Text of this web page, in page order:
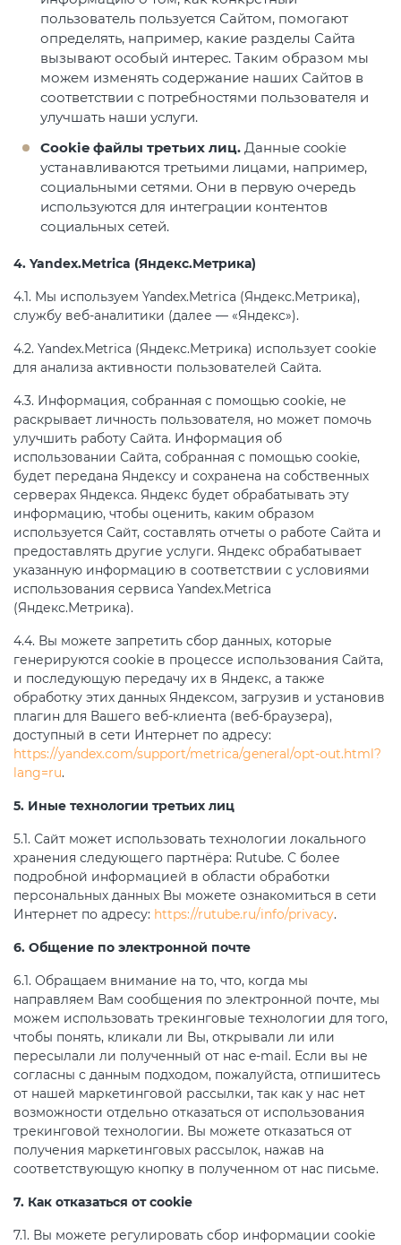
пользователь пользуется Сайтом, помогают
определять, например, какие разделы Сайта
вызывают особый интерес. Таким образом мы
можем изменять содержание наших Сайтов в
соответствии с потребностями пользователя и
улучшать наши услуги.
Cookie файлы третьих лиц. Данные cookie
устанавливаются третьими лицами, например,
социальными сетями. Они в первую очередь
используются для интеграции контентов
социальных сетей.
4. Yandex.Metrica (Яндекс.Метрика)
4.1. Мы используем Yandex.Metrica (Яндекс.Метрика),
службу веб-аналитики (далее — «Яндекс»).
4.2. Yandex.Metrica (Яндекс.Метрика) использует cookie
для анализа активности пользователей Сайта.
4.3. Информация, собранная с помощью cookie, не
раскрывает личность пользователя, но может помочь
улучшить работу Сайта. Информация об
использовании Сайта, собранная с помощью cookie,
будет передана Яндексу и сохранена на собственных
серверах Яндекса. Яндекс будет обрабатывать эту
информацию, чтобы оценить, каким образом
используется Сайт, составлять отчеты о работе Сайта и
предоставлять другие услуги. Яндекс обрабатывает
указанную информацию в соответствии с условиями
использования сервиса Yandex.Metrica
(Яндекс.Метрика).
4.4. Вы можете запретить сбор данных, которые
генерируются cookie в процессе использования Сайта,
и последующую передачу их в Яндекс, а также
обработку этих данных Яндексом, загрузив и установив
плагин для Вашего веб-клиента (веб-браузера),
доступный в сети Интернет по адресу:
https://yandex.com/support/metrica/general/opt-out.html?
lang=ru.
5. Иные технологии третьих лиц
5.1. Сайт может использовать технологии локального
хранения следующего партнёра: Rutube. С более
подробной информацией в области обработки
персональных данных Вы можете ознакомиться в сети
Интернет по адресу: https://rutube.ru/info/privacy.
6. Общение по электронной почте
6.1. Обращаем внимание на то, что, когда мы
направляем Вам сообщения по электронной почте, мы
можем использовать трекинговые технологии для того,
чтобы понять, кликали ли Вы, открывали ли или
пересылали ли полученный от нас e-mail. Если вы не
согласны с данным подходом, пожалуйста, отпишитесь
от нашей маркетинговой рассылки, так как у нас нет
возможности отдельно отказаться от использования
трекинговой технологии. Вы можете отказаться от
получения маркетинговых рассылок, нажав на
соответствующую кнопку в полученном от нас письме.
7. Как отказаться от cookie
7.1. Вы можете регулировать сбор информации cookie